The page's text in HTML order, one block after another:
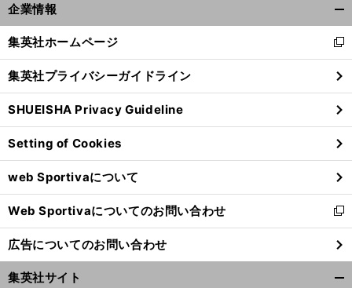
企業情報
閉
る
集英社ホームページ
新
し
い
ウ
ィ
ン
ド
ウ
で
開
く
集英社プライバシーガイドライン
SHUEISHA Privacy Guideline
Setting of Cookies
web Sportivaについて
Web Sportivaについてのお問い合わせ
新
し
い
ウ
ィ
広告についてのお問い合わせ
集英社サイト